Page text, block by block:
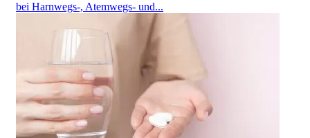
bei Harnwegs-, Atemwegs- und...